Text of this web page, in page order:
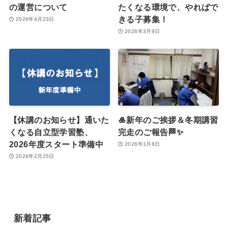
の運営について
2026年4月23日
たくなる環境で、やればで
きる子募集！
2026年3月9日
【休講のお知らせ】通いた
くなる自立型学習塾、
2026年度スタート準備中
2026年2月25日
🎍新年のご挨拶＆冬期講習
完走のご報告🏁✨
2026年1月8日
新着記事